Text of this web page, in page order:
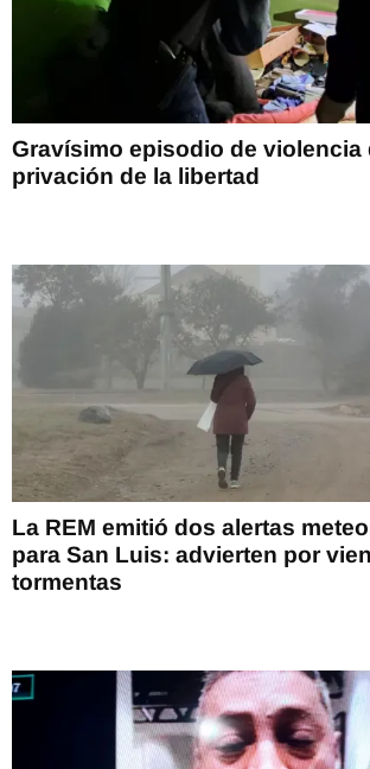
Gravísimo episodio de violencia
privación de la libertad
La REM emitió dos alertas
para San Luis: advierten por
tormentas